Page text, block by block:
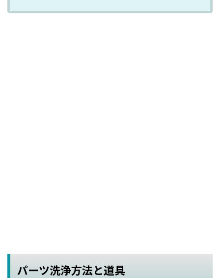
パーツ洗浄方法と道具